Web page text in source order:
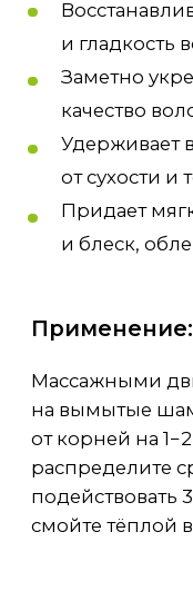
хлорид,
зародышей пшеницы,
крапивы, экстракт
амаранта, экстракт
виноградных косточек,
миндаля, экстракт
масло розмарина,
эфирное масло
эфирное масло
масло бергамота,
иланга,
гидролизованный
гидролизованный
ниацинамид,
Не содержит
фталаты, компоненты
происхождения
* - компоненты